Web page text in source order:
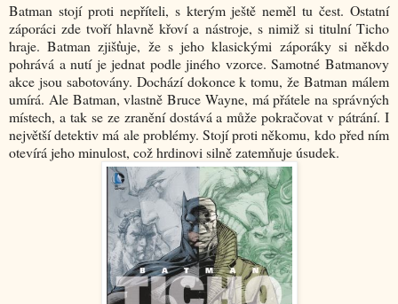
Batman stojí proti nepříteli, s kterým ještě neměl tu čest. Ostatní
záporáci zde tvoří hlavně křoví a nástroje, s nimiž si titulní Ticho
hraje. Batman zjišťuje, že s jeho klasickými záporáky si někdo
pohrává a nutí je jednat podle jiného vzorce. Samotné Batmanovy
akce jsou sabotovány. Dochází dokonce k tomu, že Batman málem
umírá. Ale Batman, vlastně Bruce Wayne, má přátele na správných
místech, a tak se ze zranění dostává a může pokračovat v pátrání. I
největší detektiv má ale problémy. Stojí proti někomu, kdo před ním
otevírá jeho minulost, což hrdinovi silně zatemňuje úsudek.